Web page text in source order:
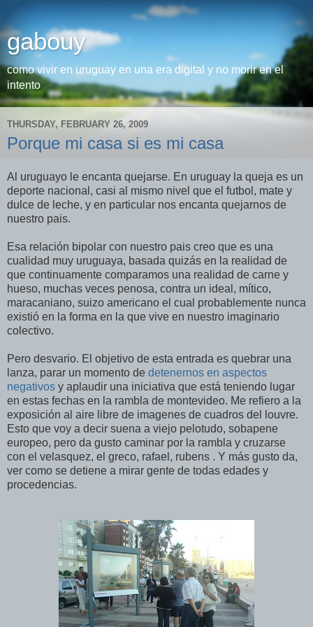
gabouy
como vivir en uruguay en una era digital y no morir en el
intento
THURSDAY, FEBRUARY 26, 2009
Porque mi casa si es mi casa
Al uruguayo le encanta quejarse. En uruguay la queja es un
deporte nacional, casi al mismo nivel que el futbol, mate y
dulce de leche, y en particular nos encanta quejarnos de
nuestro pais.
Esa relación bipolar con nuestro pais creo que es una
cualidad muy uruguaya, basada quizás en la realidad de
que continuamente comparamos una realidad de carne y
hueso, muchas veces penosa, contra un ideal, mítico,
maracaniano, suizo americano el cual probablemente nunca
existió en la forma en la que vive en nuestro imaginario
colectivo.
Pero desvario. El objetivo de esta entrada es quebrar una
lanza, parar un momento de detenernos en aspectos
negativos y aplaudir una iniciativa que está teniendo lugar
en estas fechas en la rambla de montevideo. Me refiero a la
exposición al aire libre de imagenes de cuadros del louvre.
Esto que voy a decir suena a viejo pelotudo, sobapene
europeo, pero da gusto caminar por la rambla y cruzarse
con el velasquez, el greco, rafael, rubens . Y más gusto da,
ver como se detiene a mirar gente de todas edades y
procedencias.